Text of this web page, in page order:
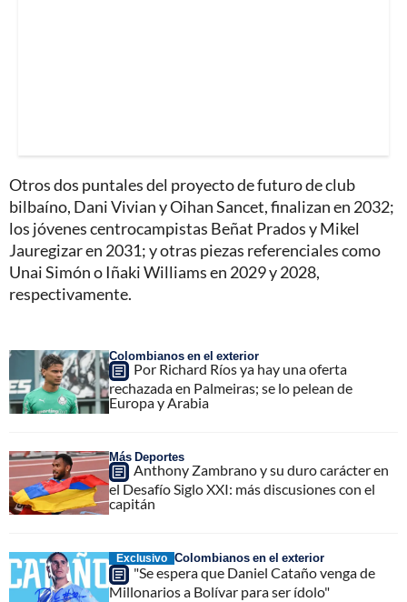
Otros dos puntales del proyecto de futuro de club
bilbaíno, Dani Vivian y Oihan Sancet, finalizan en 2032;
los jóvenes centrocampistas Beñat Prados y Mikel
Jauregizar en 2031; y otras piezas referenciales como
Unai Simón o Iñaki Williams en 2029 y 2028,
respectivamente.
Colombianos en el exterior
Por Richard Ríos ya hay una oferta
rechazada en Palmeiras; se lo pelean de
Europa y Arabia
Más Deportes
Anthony Zambrano y su duro carácter en
el Desafío Siglo XXI: más discusiones con el
capitán
Exclusivo Colombianos en el exterior
"Se espera que Daniel Cataño venga de
Millonarios a Bolívar para ser ídolo"